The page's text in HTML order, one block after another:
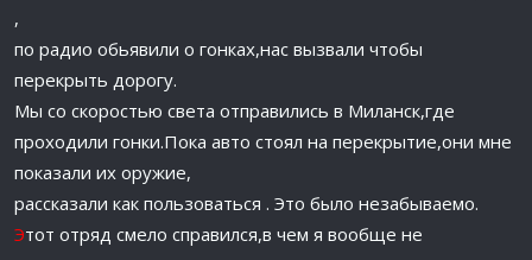
,
по радио обьявили о гонках,нас вызвали чтобы
перекрыть дорогу.
Мы со скоростью света отправились в Миланск,где
проходили гонки.Пока авто стоял на перекрытие,они мне
показали их оружие,
рассказали как пользоваться . Это было незабываемо.
Этот отряд смело справился,в чем я вообще не